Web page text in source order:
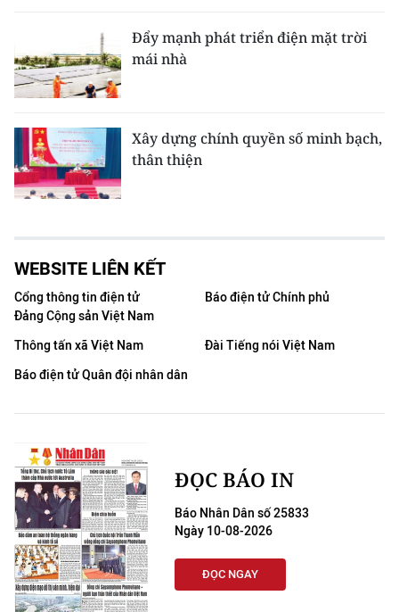
Đẩy mạnh phát triển điện mặt trời
mái nhà
Xây dựng chính quyền số minh bạch,
thân thiện
WEBSITE LIÊN KẾT
Cổng thông tin điện tử
Đảng Cộng sản Việt Nam
Báo điện tử Chính phủ
Thông tấn xã Việt Nam
Đài Tiếng nói Việt Nam
Báo điện tử Quân đội nhân dân
ĐỌC BÁO IN
Báo Nhân Dân số 25833
Ngày 10-08-2026
ĐỌC NGAY